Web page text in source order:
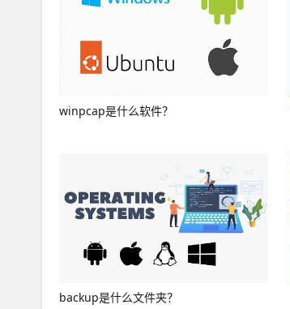
winpcap是什么软件？
backup是什么文件夹？